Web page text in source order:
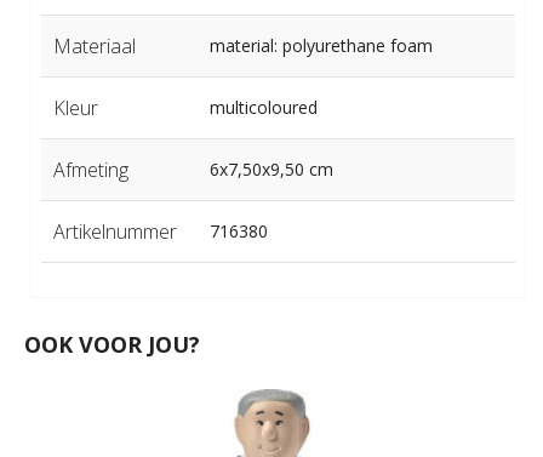
Materiaal material: polyurethane foam
Kleur multicoloured
Afmeting 6x7,50x9,50 cm
Artikelnummer 716380
OOK VOOR JOU?